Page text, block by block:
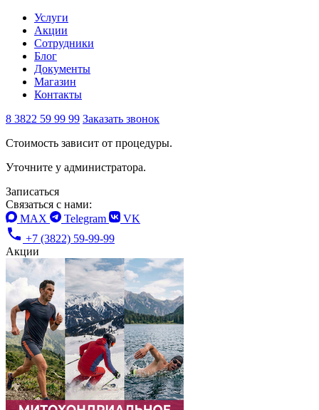
Услуги
Акции
Сотрудники
Блог
Документы
Магазин
Контакты
8 3822 59 99 99 Заказать звонок
Стоимость зависит от процедуры.
Уточните у администратора.
Записаться
Связаться с нами:
MAX
Telegram
VK
+7 (3822) 59-99-99
Акции